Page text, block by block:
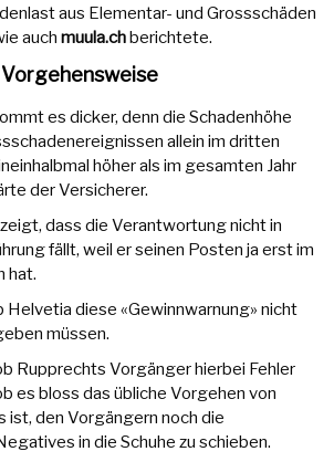
aus Elementar- und Grossschäden
auchmuula.chberichtete.
es dicker, denn die Schadenhöhe
allein im dritten
höher als im gesamten Jahr
der Versicherer.
dass die Verantwortung nicht in
fällt, weil er seinen Posten ja erst im
hat.
Helvetia diese «Gewinnwarnung» nicht
müssen.
Rupprechts Vorgänger hierbei Fehler
es bloss das übliche Vorgehen von
ist, den Vorgängern noch die
in die Schuhe zu schieben.